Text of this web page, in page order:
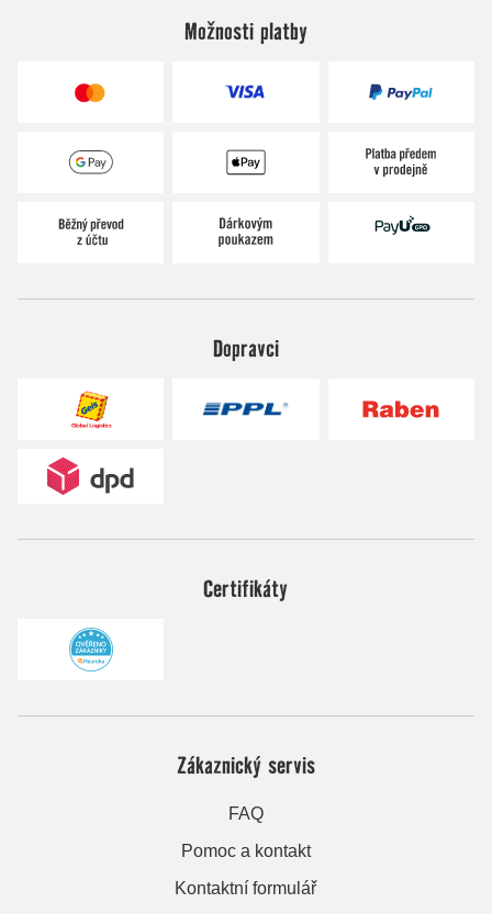
Možnosti platby
Dopravci
Certifikáty
Zákaznický servis
FAQ
Pomoc a kontakt
Kontaktní formulář